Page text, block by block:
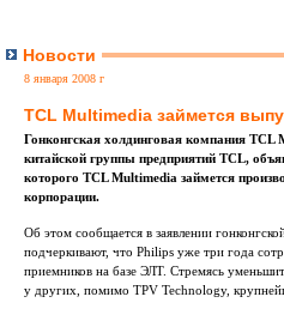
Новости
8 января 2008 г
TCL Multimedia займется
Гонконгская холдинговая компания
китайской группы предприятий TCL,
которого TCL Multimedia займется
корпорации.
Об этом сообщается в заявлении
подчеркивают, что Philips уже три года
приемников на базе ЭЛТ. Стремясь
у других, помимо TPV Technology,